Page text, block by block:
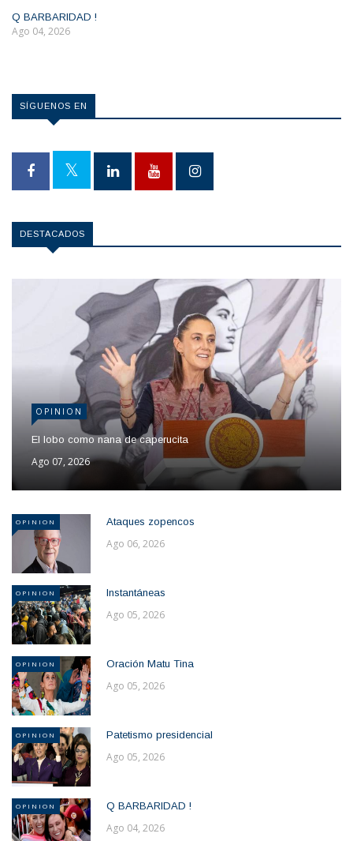
Q BARBARIDAD !
Ago 04, 2026
SÍGUENOS EN
DESTACADOS
OPINION
El lobo como nana de caperucita
Ago 07, 2026
OPINION Ataques zopencos
Ago 06, 2026
OPINION Instantáneas
Ago 05, 2026
OPINION Oración Matu Tina
Ago 05, 2026
OPINION Patetismo presidencial
Ago 05, 2026
OPINION Q BARBARIDAD !
Ago 04, 2026